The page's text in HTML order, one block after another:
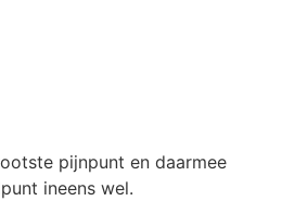
pijnpunt en daarmee
ineens wel.